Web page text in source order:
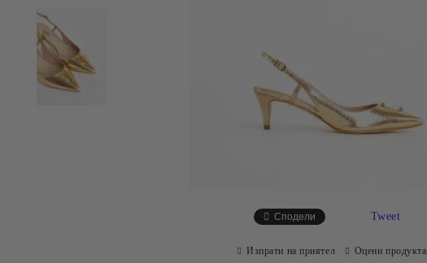
Сподели Tweet
Изпрати на приятел Оцени продукта